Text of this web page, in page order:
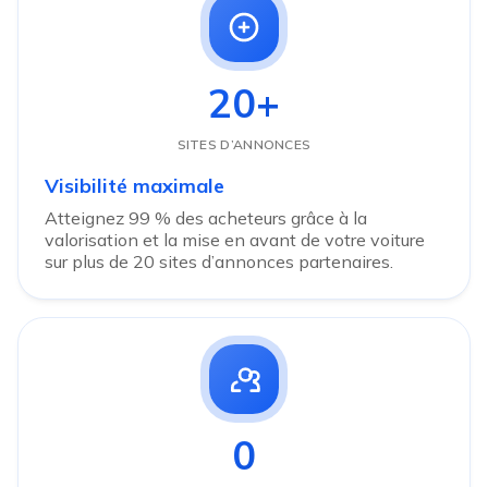
20+
SITES D’ANNONCES
Visibilité maximale
Atteignez 99 % des acheteurs grâce à la
valorisation et la mise en avant de votre voiture
sur plus de 20 sites d’annonces partenaires.
0